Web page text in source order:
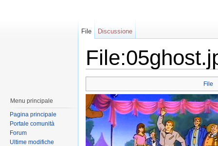
File
File Discussione
Menu principale
Pagina principale
Portale comunità
Forum
Ultime modifiche